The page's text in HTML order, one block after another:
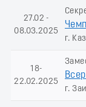
27.02 -
08.03.2025
г.
18-
22.02.2025
г.